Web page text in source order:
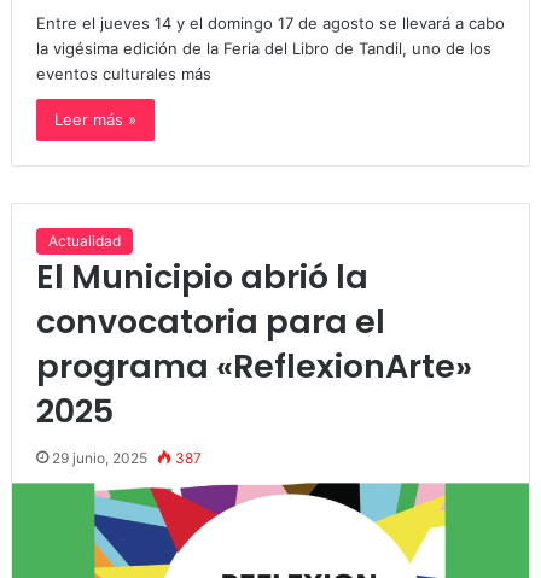
Entre el jueves 14 y el domingo 17 de agosto se llevará a cabo
la vigésima edición de la Feria del Libro de Tandil, uno de los
eventos culturales más
Leer más »
Actualidad
El Municipio abrió la
convocatoria para el
programa «ReflexionArte»
2025
29 junio, 2025 387